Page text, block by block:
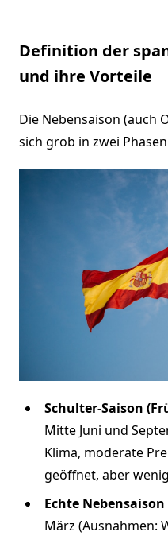
Definition der
und ihre Vorteile
Die Nebensaison (auch
sich grob in zwei
Schulter-Saison
Mitte Juni und
Klima, moderate
geöffnet, aber
Echte
März (Ausnahmen: